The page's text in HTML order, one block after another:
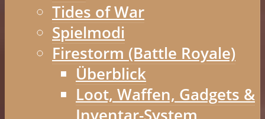
Tides of War
Spielmodi
Firestorm (Battle Royale)
Überblick
Loot, Waffen, Gadgets &